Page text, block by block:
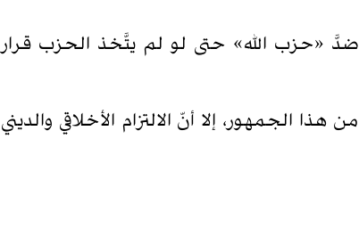
«حزب الله» حتى لو لم يتَّخذ الحزب قرار
الجمهور، إلا أنّ الالتزام الأخلاقي والديني